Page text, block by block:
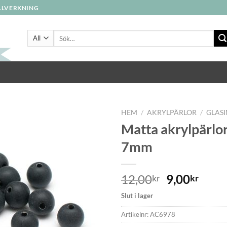
HEM / AKRYLPÄRLOR /
Matta
7mm
12,00kr 9,00kr
Slut i lager
Artikelnr:AC6978